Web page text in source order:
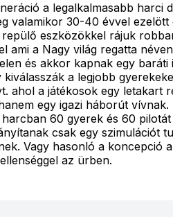
a legalkalmasabb harci
valamikor 30-40 évvel
eszközökkel rájuk
a Nagy világ regatta
és akkor kapnak egy
a legjobb
ahol a játékosok egy letakart
egy igazi háborút
60 gyerek és 60
csak egy szimulációt
Vagy hasonló a koncepció
az ürben.